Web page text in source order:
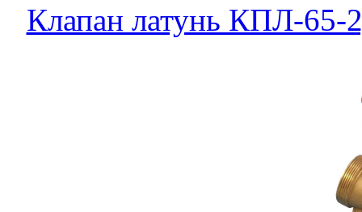
Клапан латунь КПЛ-65-